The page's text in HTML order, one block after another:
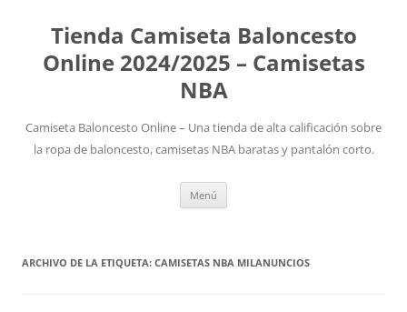
Tienda Camiseta Baloncesto
Online 2024/2025 – Camisetas
NBA
Camiseta Baloncesto Online – Una tienda de alta calificación sobre
la ropa de baloncesto, camisetas NBA baratas y pantalón corto.
Menú
ARCHIVO DE LA ETIQUETA: CAMISETAS NBA MILANUNCIOS